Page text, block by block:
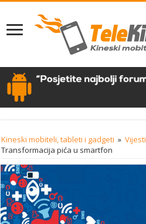
Kineski mobiteli, tableti i gadgeti » Vijesti
Transformacija pića u smartfon